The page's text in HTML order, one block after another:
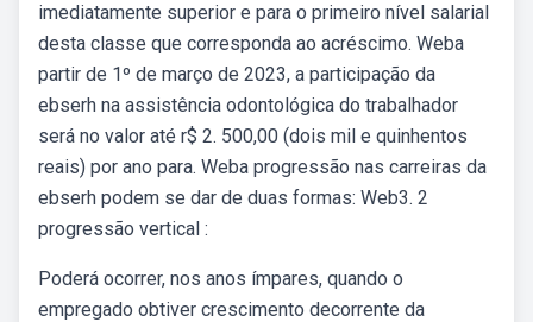
imediatamente superior e para o primeiro nível salarial
desta classe que corresponda ao acréscimo. Weba
partir de 1º de março de 2023, a participação da
ebserh na assistência odontológica do trabalhador
será no valor até r$ 2. 500,00 (dois mil e quinhentos
reais) por ano para. Weba progressão nas carreiras da
ebserh podem se dar de duas formas: Web3. 2
progressão vertical :
Poderá ocorrer, nos anos ímpares, quando o
empregado obtiver crescimento decorrente da